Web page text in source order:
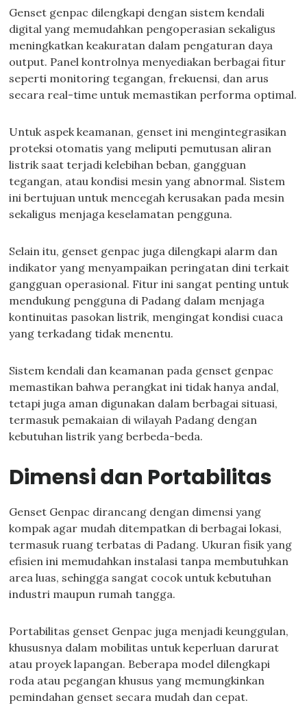
Genset genpac dilengkapi dengan sistem kendali
digital yang memudahkan pengoperasian sekaligus
meningkatkan keakuratan dalam pengaturan daya
output. Panel kontrolnya menyediakan berbagai fitur
seperti monitoring tegangan, frekuensi, dan arus
secara real-time untuk memastikan performa optimal.
Untuk aspek keamanan, genset ini mengintegrasikan
proteksi otomatis yang meliputi pemutusan aliran
listrik saat terjadi kelebihan beban, gangguan
tegangan, atau kondisi mesin yang abnormal. Sistem
ini bertujuan untuk mencegah kerusakan pada mesin
sekaligus menjaga keselamatan pengguna.
Selain itu, genset genpac juga dilengkapi alarm dan
indikator yang menyampaikan peringatan dini terkait
gangguan operasional. Fitur ini sangat penting untuk
mendukung pengguna di Padang dalam menjaga
kontinuitas pasokan listrik, mengingat kondisi cuaca
yang terkadang tidak menentu.
Sistem kendali dan keamanan pada genset genpac
memastikan bahwa perangkat ini tidak hanya andal,
tetapi juga aman digunakan dalam berbagai situasi,
termasuk pemakaian di wilayah Padang dengan
kebutuhan listrik yang berbeda-beda.
Dimensi dan Portabilitas
Genset Genpac dirancang dengan dimensi yang
kompak agar mudah ditempatkan di berbagai lokasi,
termasuk ruang terbatas di Padang. Ukuran fisik yang
efisien ini memudahkan instalasi tanpa membutuhkan
area luas, sehingga sangat cocok untuk kebutuhan
industri maupun rumah tangga.
Portabilitas genset Genpac juga menjadi keunggulan,
khususnya dalam mobilitas untuk keperluan darurat
atau proyek lapangan. Beberapa model dilengkapi
roda atau pegangan khusus yang memungkinkan
pemindahan genset secara mudah dan cepat.